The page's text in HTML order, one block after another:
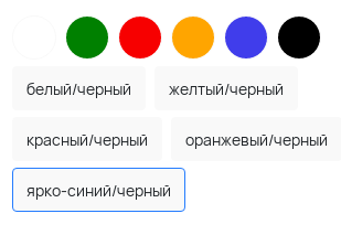
белый/черный желтый/черный
красный/черный оранжевый/черный
ярко-синий/черный